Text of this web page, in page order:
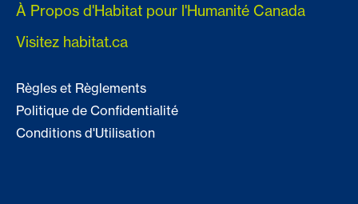
À Propos d'Habitat pour l'Humanité Canada
Visitez habitat.ca
Règles et Règlements
Politique de Confidentialité
Conditions d'Utilisation